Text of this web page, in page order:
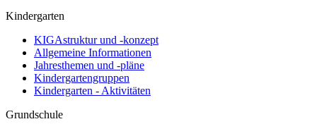
Kindergarten
KIGAstruktur und -konzept
Allgemeine Informationen
Jahresthemen und -pläne
Kindergartengruppen
Kindergarten - Aktivitäten
Grundschule